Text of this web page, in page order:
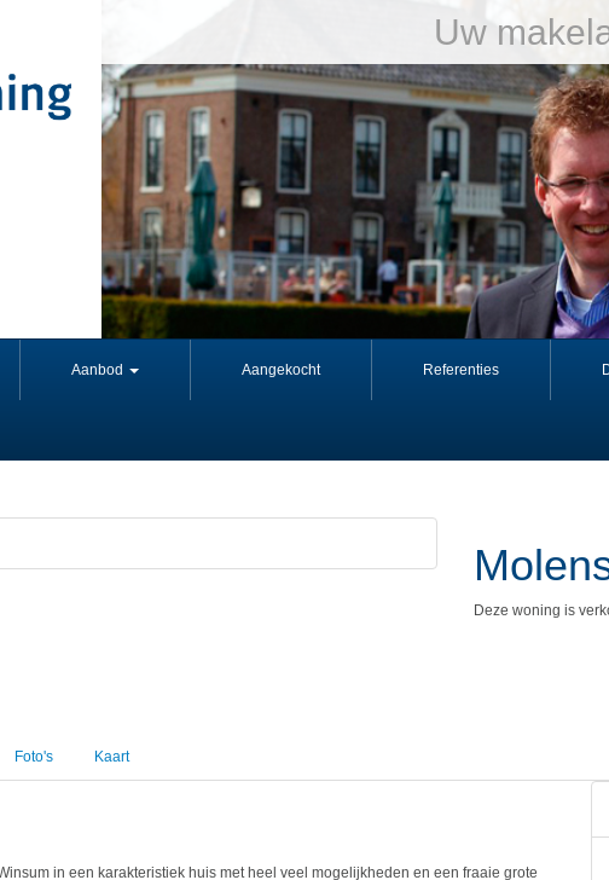
Uw
Aanbod Aangekocht Referenties
Deze woning is
Foto's Kaart
in een karakteristiek huis met heel veel mogelijkheden en een fraaie grote